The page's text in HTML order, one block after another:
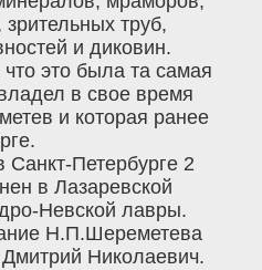
труб,
и диковин.
это была та самая
в свое время
и которая ранее
Петербурге 2
в Лазаревской
Невской лавры.
Н.П.Шереметева
Николаевич.